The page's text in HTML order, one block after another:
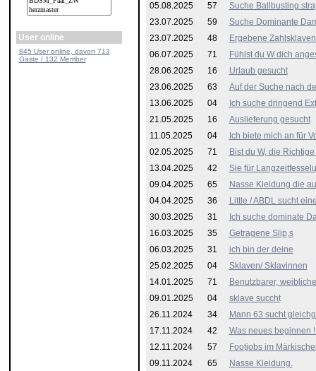
User online
845 User online, davon 713
Gäste / 132 Member
05.08.2025
57
Suche Ballbusting
23.07.2025
59
Suche Dominante
23.07.2025
48
Ergebene
06.07.2025
71
Fühlst du W dich
28.06.2025
16
Urlaub gesucht
23.06.2025
63
Auf der Suche nach
13.06.2025
04
Ich suche dringend
21.05.2025
16
Auslieferung gesucht
11.05.2025
04
Ich biete mich an für
02.05.2025
71
Bist du W, die
13.04.2025
42
Sie für
09.04.2025
65
Nasse Kleidung die
04.04.2025
36
Little / ABDL sucht
30.03.2025
31
Ich suche dominate
16.03.2025
35
Getragene Slip,s
06.03.2025
31
ich bin der deine
25.02.2025
04
Sklaven/ Sklavinnen
14.01.2025
71
Benutzbarer,
09.01.2025
04
sklave succht
26.11.2024
34
Mann 63 sucht
17.11.2024
42
Was neues beginnen
12.11.2024
57
Footjobs im
09.11.2024
65
Nasse Kleidung.